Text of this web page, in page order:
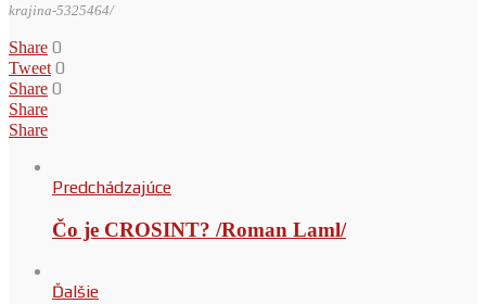
krajina-5325464/
Share 0
Tweet 0
Share 0
Share
Share
Predchádzajúce
Čo je CROSINT? /Roman Laml/
Ďalšie